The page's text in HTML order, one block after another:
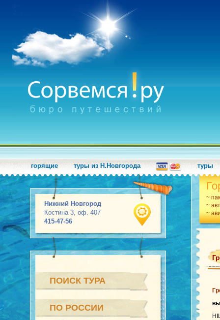
горящие туры из Н.Новгорода туры
Нижний Новгород
Костина 3, оф. 407
415-47-56
~
~
~
ПОИСК ТУРА
ПО РОССИИ